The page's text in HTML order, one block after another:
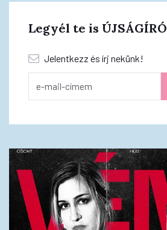
Legyél te is ÚJSÁGÍRÓ
Jelentkezz és írj nekünk!